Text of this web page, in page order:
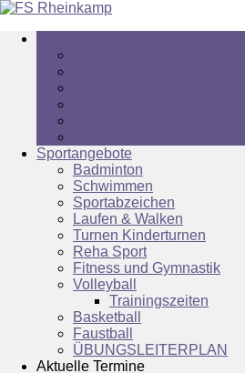
Sportangebote
Badminton
Schwimmen
Sportabzeichen
Laufen & Walken
Turnen Kinderturnen
Reha Sport
Fitness und Gymnastik
Volleyball
Trainingszeiten
Basketball
Faustball
ÜBUNGSLEITERPLAN
Aktuelle Termine